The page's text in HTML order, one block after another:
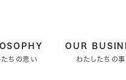
たちの思い
OUR
わたしたちの